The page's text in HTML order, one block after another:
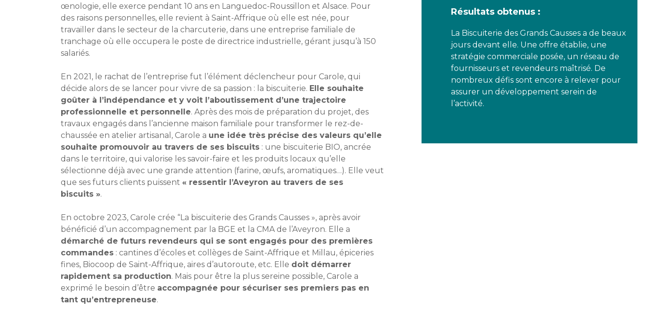
œnologie, elle exerce pendant 10 ans en Languedoc-Roussillon et Alsace. Pour
des raisons personnelles, elle revient à Saint-Affrique où elle est née, pour
travailler dans le secteur de la charcuterie, dans une entreprise familiale de
tranchage où elle occupera le poste de directrice industrielle, gérant jusqu’à 150
salariés.
En 2021, le rachat de l’entreprise fut l’élément déclencheur pour Carole, qui
décide alors de se lancer pour vivre de sa passion : la biscuiterie. Elle souhaite
goûter à l’indépendance et y voit l’aboutissement d’une trajectoire
professionnelle et personnelle. Après des mois de préparation du projet, des
travaux engagés dans l’ancienne maison familiale pour transformer le rez-de-
chaussée en atelier artisanal, Carole a une idée très précise des valeurs qu’elle
souhaite promouvoir au travers de ses biscuits : une biscuiterie BIO, ancrée
dans le territoire, qui valorise les savoir-faire et les produits locaux qu’elle
sélectionne déjà avec une grande attention (farine, œufs, aromatiques…). Elle veut
que ses futurs clients puissent « ressentir l’Aveyron au travers de ses
biscuits ».
En octobre 2023, Carole crée “La biscuiterie des Grands Causses », après avoir
bénéficié d’un accompagnement par la BGE et la CMA de l’Aveyron. Elle a
démarché de futurs revendeurs qui se sont engagés pour des premières
commandes : cantines d’écoles et collèges de Saint-Affrique et Millau, épiceries
fines, Biocoop de Saint-Affrique, aires d’autoroute, etc. Elle doit démarrer
rapidement sa production. Mais pour être la plus sereine possible, Carole a
exprimé le besoin d’être accompagnée pour sécuriser ses premiers pas en
tant qu’entrepreneuse.
Résultats obtenus :
La Biscuiterie des Grands Causses a de beaux
jours devant elle. Une offre établie, une
stratégie commerciale posée, un réseau de
fournisseurs et revendeurs maîtrisé. De
nombreux défis sont encore à relever pour
assurer un développement serein de
l’activité.